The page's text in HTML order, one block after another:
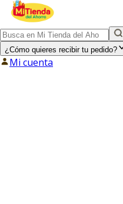
¿Cómo quieres recibir tu pedido?
Mi cuenta